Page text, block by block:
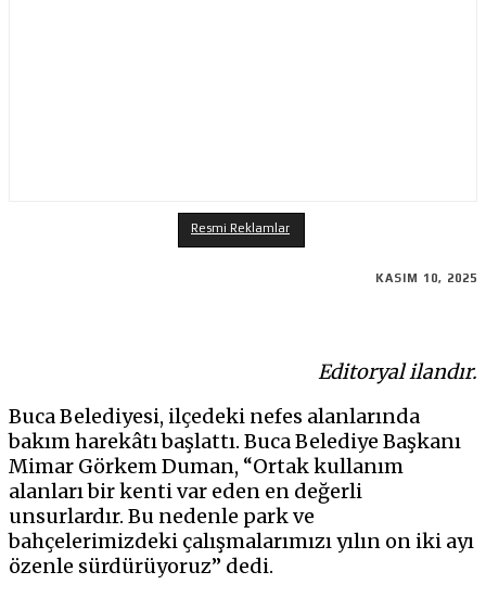
Resmi Reklamlar
KASIM 10, 2025
Editoryal ilandır.
Buca Belediyesi, ilçedeki nefes alanlarında
bakım harekâtı başlattı. Buca Belediye Başkanı
Mimar Görkem Duman, “Ortak kullanım
alanları bir kenti var eden en değerli
unsurlardır. Bu nedenle park ve
bahçelerimizdeki çalışmalarımızı yılın on iki ayı
özenle sürdürüyoruz” dedi.